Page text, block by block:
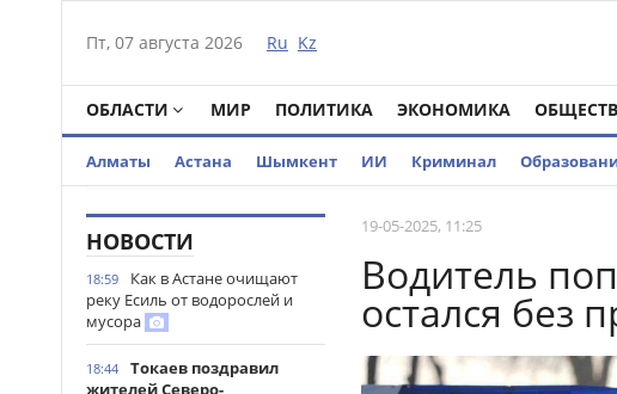
Пт, 07 августа 2026 Ru Kz
ОБЛАСТИ МИР ПОЛИТИКА ЭКОНОМИКА
Алматы Астана Шымкент ИИ Криминал
НОВОСТИ
18:59
Как в Астане очищают
реку Есиль от водорослей и
мусора
18:44
Токаев поздравил
жителей Северо-
19-05-2025, 11:25
Водитель
остался без